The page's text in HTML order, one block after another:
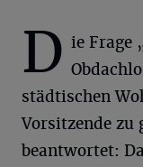
D ie Frage
städtischen
Vorsitzende zu
beantwortet: